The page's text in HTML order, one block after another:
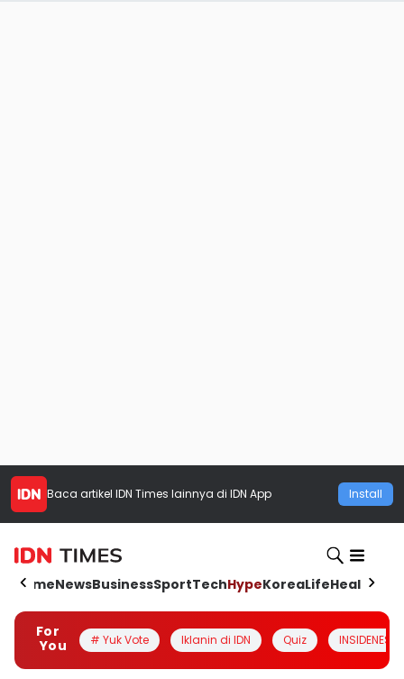
Baca artikel IDN Times lainnya di IDN App Install
HomeNewsBusinessSportTechHypeKoreaLifeHealth
For
You
# Yuk Vote Iklanin di IDN Quiz INSIDENESIA